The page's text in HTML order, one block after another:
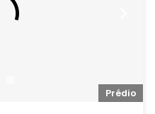
Prédio